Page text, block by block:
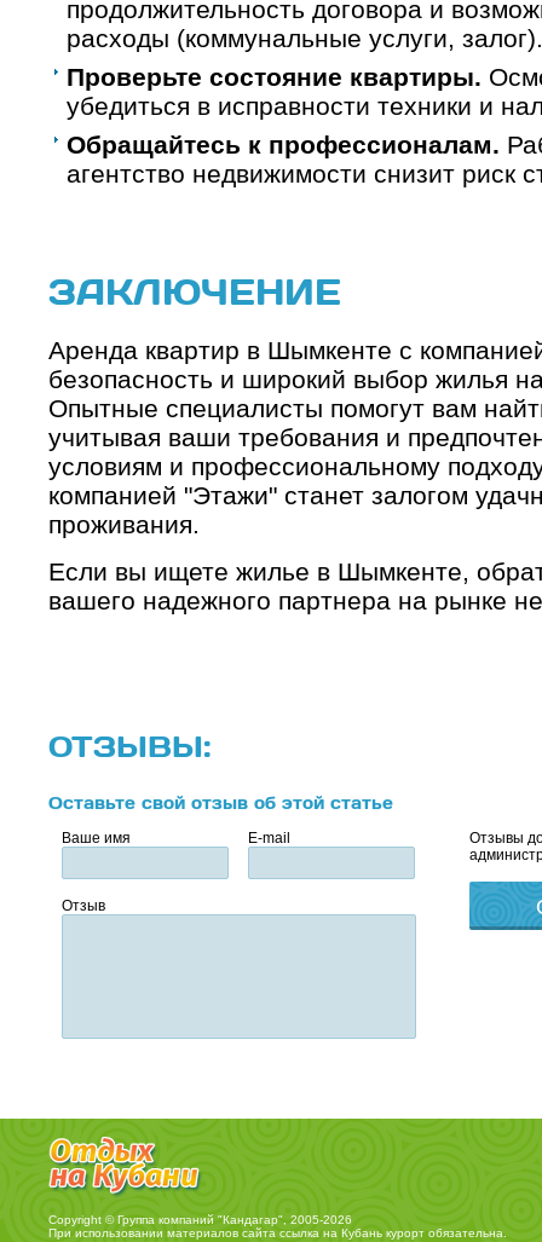
продолжительность договора и
расходы (коммунальные услуги, залог).
Проверьте состояние квартиры.
убедиться в исправности техники и
Обращайтесь к профессионалам.
агентство недвижимости снизит риск
ЗАКЛЮЧЕНИЕ
Аренда квартир в Шымкенте с
безопасность и широкий выбор жилья
Опытные специалисты помогут вам
учитывая ваши требования и
условиям и профессиональному
компанией "Этажи" станет залогом
проживания.
Если вы ищете жилье в Шымкенте,
вашего надежного партнера на рынке
ОТЗЫВЫ:
Оставьте свой отзыв об этой статье
Ваше имя E-mail
Отзыв
Отзывы
Copyright © Группа компаний "Кандагар", 2005-2026
При использовании материалов сайта ссылка на Кубань курортобязательна.